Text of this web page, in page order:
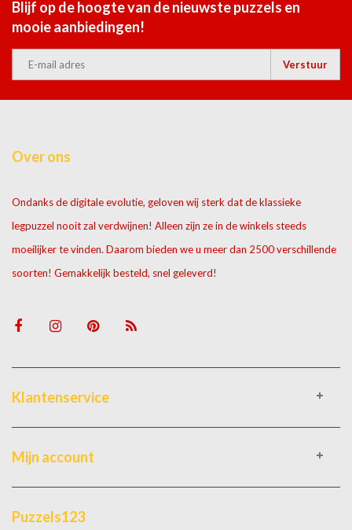
Blijf op de hoogte van de nieuwste puzzels en
mooie aanbiedingen!
Verstuur
Over ons
Ondanks de digitale evolutie, geloven wij sterk dat de klassieke
legpuzzel nooit zal verdwijnen! Alleen zijn ze in de winkels steeds
moeilijker te vinden. Daarom bieden we u meer dan 2500 verschillende
soorten! Gemakkelijk besteld, snel geleverd!
Klantenservice
Mijn account
Puzzels123